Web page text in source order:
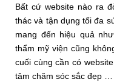
Bất cứ website nào ra
thác và tận dụng tối đa
mang đến hiệu quả
thẩm mỹ viện cũng
cuối cùng cần có
tâm chăm sóc sắc đẹp …